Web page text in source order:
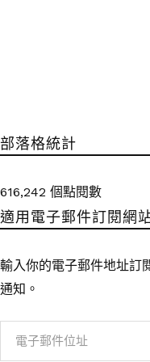
部落格統計
616,242 個點閱數
適用電子郵件訂閱網
輸入你的電子郵件地址訂
通知。